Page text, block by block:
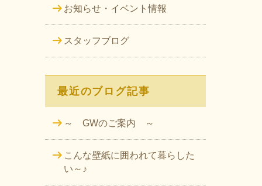
お知らせ・イベント情報
スタッフブログ
最近のブログ記事
～ GWのご案内 ～
こんな壁紙に囲われて暮らした
い～♪